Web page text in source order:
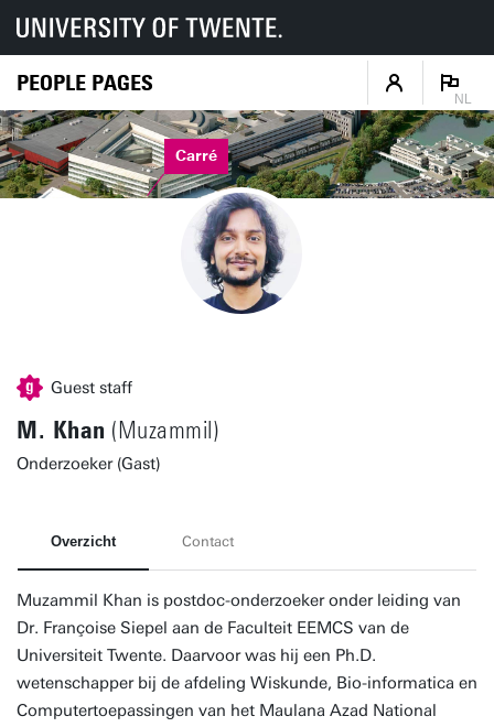
PEOPLE PAGES
NL
Carré
Guest staff
M. Khan (Muzammil)
Onderzoeker (Gast)
Overzicht Contact
Muzammil Khan is postdoc-onderzoeker onder leiding van
Dr. Françoise Siepel aan de Faculteit EEMCS van de
Universiteit Twente. Daarvoor was hij een Ph.D.
wetenschapper bij de afdeling Wiskunde, Bio-informatica en
Computertoepassingen van het Maulana Azad National